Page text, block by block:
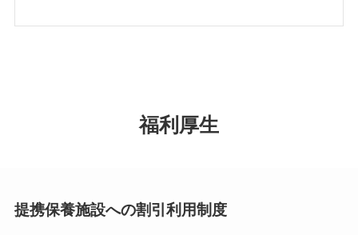
福利厚生
提携保養施設への割引利用制度